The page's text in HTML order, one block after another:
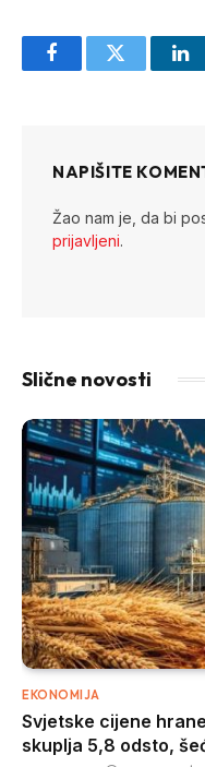
FacebookTwitter
NAPIŠITE
Žao nam je, da bi
prijavljeni.
Slične novosti
EKONOMIJA
Svjetske cijene
skuplja 5,8 odsto,